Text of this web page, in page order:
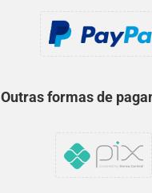
Outras formas de